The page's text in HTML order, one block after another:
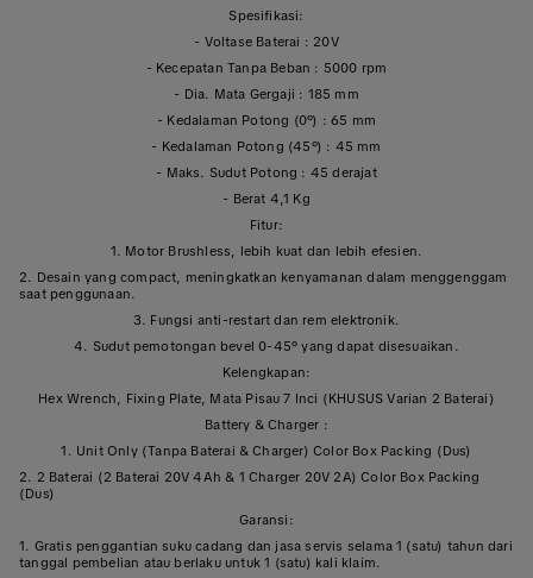
Spesifikasi:
- Voltase Baterai : 20V
- Kecepatan Tanpa Beban : 5000 rpm
- Dia. Mata Gergaji : 185 mm
- Kedalaman Potong (0°) : 65 mm
- Kedalaman Potong (45°) : 45 mm
- Maks. Sudut Potong : 45 derajat
- Berat 4,1 Kg
Fitur:
1. Motor Brushless, lebih kuat dan lebih efesien.
2. Desain yang compact, meningkatkan kenyamanan dalam menggenggam
saat penggunaan.
3. Fungsi anti-restart dan rem elektronik.
4. Sudut pemotongan bevel 0-45° yang dapat disesuaikan.
Kelengkapan:
Hex Wrench, Fixing Plate, Mata Pisau 7 Inci (KHUSUS Varian 2 Baterai)
Battery & Charger :
1. Unit Only (Tanpa Baterai & Charger) Color Box Packing (Dus)
2. 2 Baterai (2 Baterai 20V 4Ah & 1 Charger 20V 2A) Color Box Packing
(Dus)
Garansi:
1. Gratis penggantian suku cadang dan jasa servis selama 1 (satu) tahun dari
tanggal pembelian atau berlaku untuk 1 (satu) kali klaim.